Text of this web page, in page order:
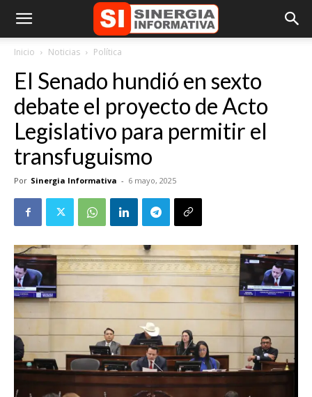
Inicio Noticias Política
El Senado hundió en sexto
debate el proyecto de Acto
Legislativo para permitir el
transfuguismo
Por Sinergia Informativa - 6 mayo, 2025